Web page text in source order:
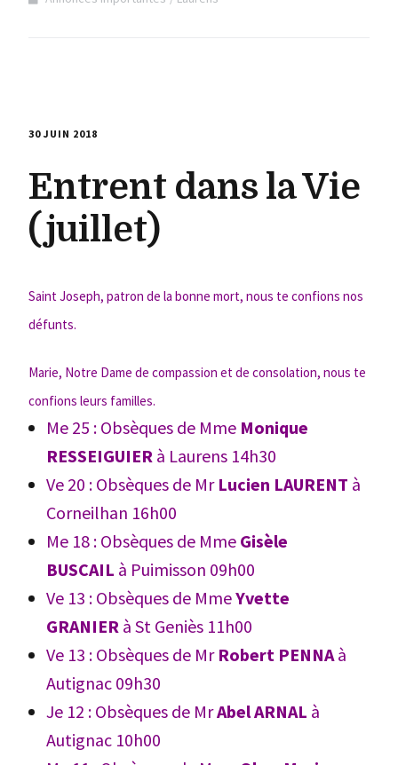
30 JUIN 2018
Entrent dans la Vie
(juillet)
Saint Joseph, patron de la bonne mort, nous te confions nos
défunts.
Marie, Notre Dame de compassion et de consolation, nous te
confions leurs familles.
Me 25 : Obsèques de Mme Monique
RESSEIGUIER à Laurens 14h30
Ve 20 : Obsèques de Mr Lucien LAURENT à
Corneilhan 16h00
Me 18 : Obsèques de Mme Gisèle
BUSCAIL à Puimisson 09h00
Ve 13 : Obsèques de MmeYvette
GRANIER à St Geniès 11h00
Ve 13 : Obsèques de Mr Robert PENNA à
Autignac 09h30
Je 12 : Obsèques de MrAbel ARNAL à
Autignac 10h00